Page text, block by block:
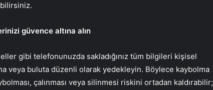
güvence altına alın
gibi telefonunuzda sakladığınız tüm bilgileri kişisel
veya buluta düzenli olarak yedekleyin. Böylece kaybolma
çalınması veya silinmesi riskini ortadan kaldırabilir;